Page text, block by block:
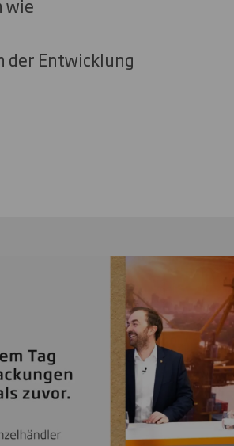
wie
der Entwicklung
and next buttons to move